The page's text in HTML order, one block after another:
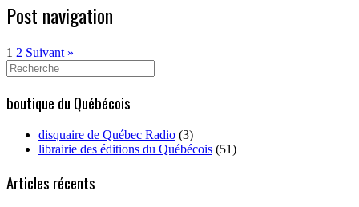
Post navigation
1 2 Suivant »
Search
for:
boutique du Québécois
disquaire de Québec Radio (3)
librairie des éditions du Québécois (51)
Articles récents